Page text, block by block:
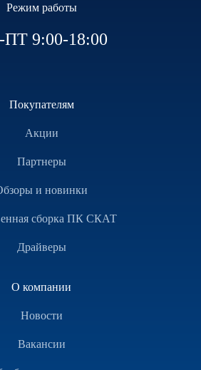
Режим работы
9:00-18:00
Покупателям
Акции
Партнеры
и новинки
сборка ПК СКАТ
Драйверы
О компании
Новости
Вакансии